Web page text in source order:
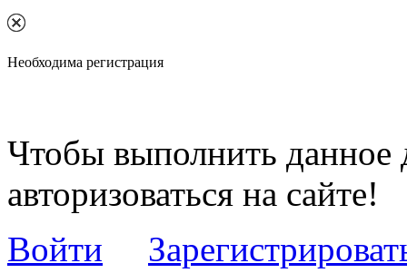
Необходима регистрация
Чтобы выполнить данное
авторизоваться на сайте!
Войти